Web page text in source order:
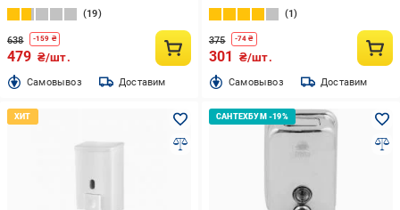
19
638 -159 ₴
479 ₴/шт.
Cамовывоз Доставим
1
375 -74 ₴
301 ₴/шт.
Cамовывоз Доставим